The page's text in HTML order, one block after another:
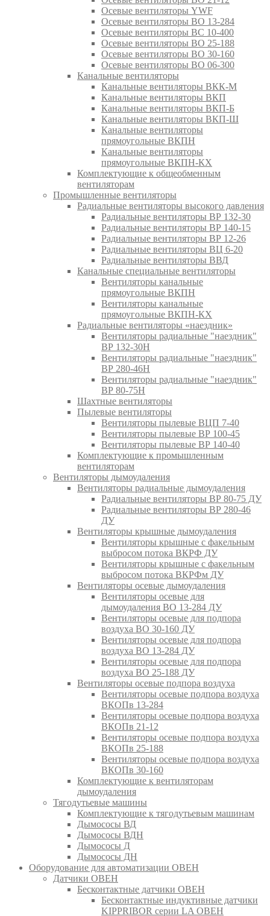
Осевые вентиляторы YWF
Осевые вентиляторы ВО 13-284
Осевые вентиляторы ВС 10-400
Осевые вентиляторы ВО 25-188
Осевые вентиляторы ВО 30-160
Осевые вентиляторы ВО 06-300
Канальные вентиляторы
Канальные вентиляторы ВКК-М
Канальные вентиляторы ВКП
Канальные вентиляторы ВКП-Б
Канальные вентиляторы ВКП-Ш
Канальные вентиляторы
прямоугольные ВКПН
Канальные вентиляторы
прямоугольные ВКПН-КХ
Комплектующие к общеобменным
вентиляторам
Промышленные вентиляторы
Радиальные вентиляторы высокого давления
Радиальные вентиляторы ВР 132-30
Радиальные вентиляторы ВР 140-15
Радиальные вентиляторы ВР 12-26
Радиальные вентиляторы ВЦ 6-20
Радиальные вентиляторы ВВД
Канальные специальные вентиляторы
Вентиляторы канальные
прямоугольные ВКПН
Вентиляторы канальные
прямоугольные ВКПН-КХ
Радиальные вентиляторы «наездник»
Вентиляторы радиальные "наездник"
ВР 132-30Н
Вентиляторы радиальные "наездник"
ВР 280-46Н
Вентиляторы радиальные "наездник"
ВР 80-75Н
Шахтные вентиляторы
Пылевые вентиляторы
Вентиляторы пылевые ВЦП 7-40
Вентиляторы пылевые ВР 100-45
Вентиляторы пылевые ВР 140-40
Комплектующие к промышленным
вентиляторам
Вентиляторы дымоудаления
Вентиляторы радиальные дымоудаления
Радиальные вентиляторы ВР 80-75 ДУ
Радиальные вентиляторы ВР 280-46
ДУ
Вентиляторы крышные дымоудаления
Вентиляторы крышные с факельным
выбросом потока ВКРФ ДУ
Вентиляторы крышные с факельным
выбросом потока ВКРФм ДУ
Вентиляторы осевые дымоудаления
Вентиляторы осевые для
дымоудаления ВО 13-284 ДУ
Вентиляторы осевые для подпора
воздуха ВО 30-160 ДУ
Вентиляторы осевые для подпора
воздуха ВО 13-284 ДУ
Вентиляторы осевые для подпора
воздуха ВО 25-188 ДУ
Вентиляторы осевые подпора воздуха
Вентиляторы осевые подпора воздуха
ВКОПв 13-284
Вентиляторы осевые подпора воздуха
ВКОПв 21-12
Вентиляторы осевые подпора воздуха
ВКОПв 25-188
Вентиляторы осевые подпора воздуха
ВКОПв 30-160
Комплектующие к вентиляторам
дымоудаления
Тягодутьевые машины
Комплектующие к тягодутьевым машинам
Дымососы ВД
Дымососы ВДН
Дымососы Д
Дымососы ДН
Оборудование для автоматизации ОВЕН
Датчики ОВЕН
Бесконтактные датчики ОВЕН
Бесконтактные индуктивные датчики
KIPPRIBOR серии LA ОВЕН